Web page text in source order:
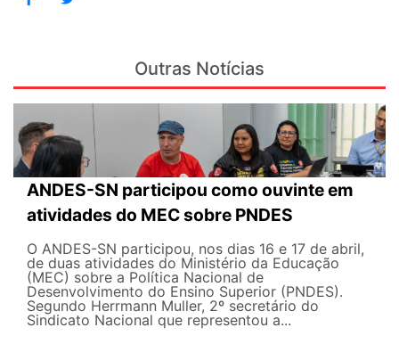
Outras Notícias
ANDES-SN participou como ouvinte em
atividades do MEC sobre PNDES
O ANDES-SN participou, nos dias 16 e 17 de abril,
de duas atividades do Ministério da Educação
(MEC) sobre a Política Nacional de
Desenvolvimento do Ensino Superior (PNDES).
Segundo Herrmann Muller, 2º secretário do
Sindicato Nacional que representou a...